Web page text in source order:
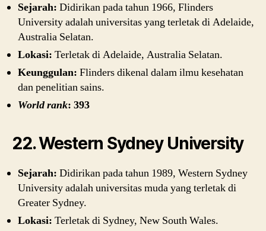
Sejarah: Didirikan pada tahun 1966, Flinders
University adalah universitas yang terletak di Adelaide,
Australia Selatan.
Lokasi: Terletak di Adelaide, Australia Selatan.
Keunggulan: Flinders dikenal dalam ilmu kesehatan
dan penelitian sains.
World rank: 393
22. Western Sydney University
Sejarah: Didirikan pada tahun 1989, Western Sydney
University adalah universitas muda yang terletak di
Greater Sydney.
Lokasi: Terletak di Sydney, New South Wales.